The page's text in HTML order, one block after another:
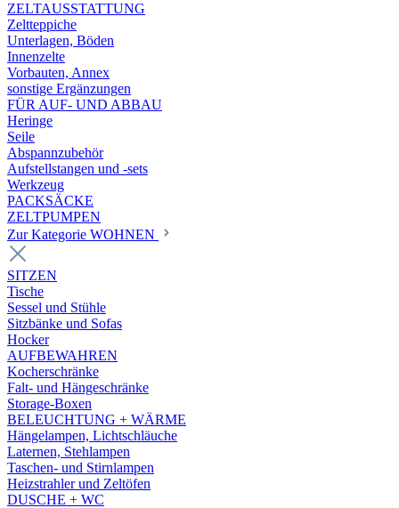
ZELTAUSSTATTUNG
Zeltteppiche
Unterlagen, Böden
Innenzelte
Vorbauten, Annex
sonstige Ergänzungen
FÜR AUF- UND ABBAU
Heringe
Seile
Abspannzubehör
Aufstellstangen und -sets
Werkzeug
PACKSÄCKE
ZELTPUMPEN
Zur Kategorie WOHNEN
SITZEN
Tische
Sessel und Stühle
Sitzbänke und Sofas
Hocker
AUFBEWAHREN
Kocherschränke
Falt- und Hängeschränke
Storage-Boxen
BELEUCHTUNG + WÄRME
Hängelampen, Lichtschläuche
Laternen, Stehlampen
Taschen- und Stirnlampen
Heizstrahler und Zeltöfen
DUSCHE + WC